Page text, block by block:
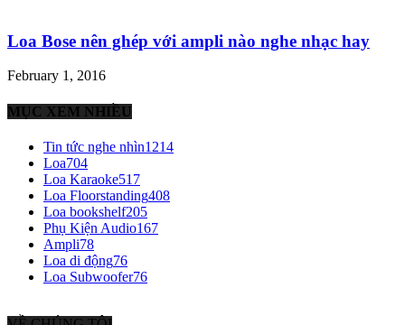
Loa Bose nên ghép với ampli nào nghe nhạc hay
February 1, 2016
MỤC XEM NHIỀU
Tin tức nghe nhìn1214
Loa704
Loa Karaoke517
Loa Floorstanding408
Loa bookshelf205
Phụ Kiện Audio167
Ampli78
Loa di động76
Loa Subwoofer76